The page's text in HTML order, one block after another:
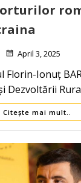
April 3, 2025
Florin-Ionuț
Dezvoltării
Citește mai mult..